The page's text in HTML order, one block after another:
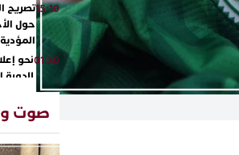
15:10تصريح
حول
01:30نحو
للدورة
20:48تفاعلصوت